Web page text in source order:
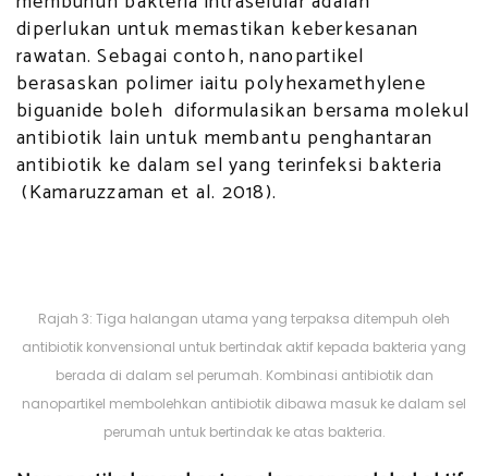
diperlukan untuk memastikan keberkesanan
rawatan. Sebagai contoh, nanopartikel
berasaskan polimer iaitu polyhexamethylene
biguanide boleh diformulasikan bersama molekul
antibiotik lain untuk membantu penghantaran
antibiotik ke dalam sel yang terinfeksi bakteria
(Kamaruzzaman et al. 2018).
Rajah 3: Tiga halangan utama yang terpaksa ditempuh oleh
antibiotik konvensional untuk bertindak aktif kepada bakteria yang
berada di dalam sel perumah. Kombinasi antibiotik dan
nanopartikel membolehkan antibiotik dibawa masuk ke dalam sel
perumah untuk bertindak ke atas bakteria.